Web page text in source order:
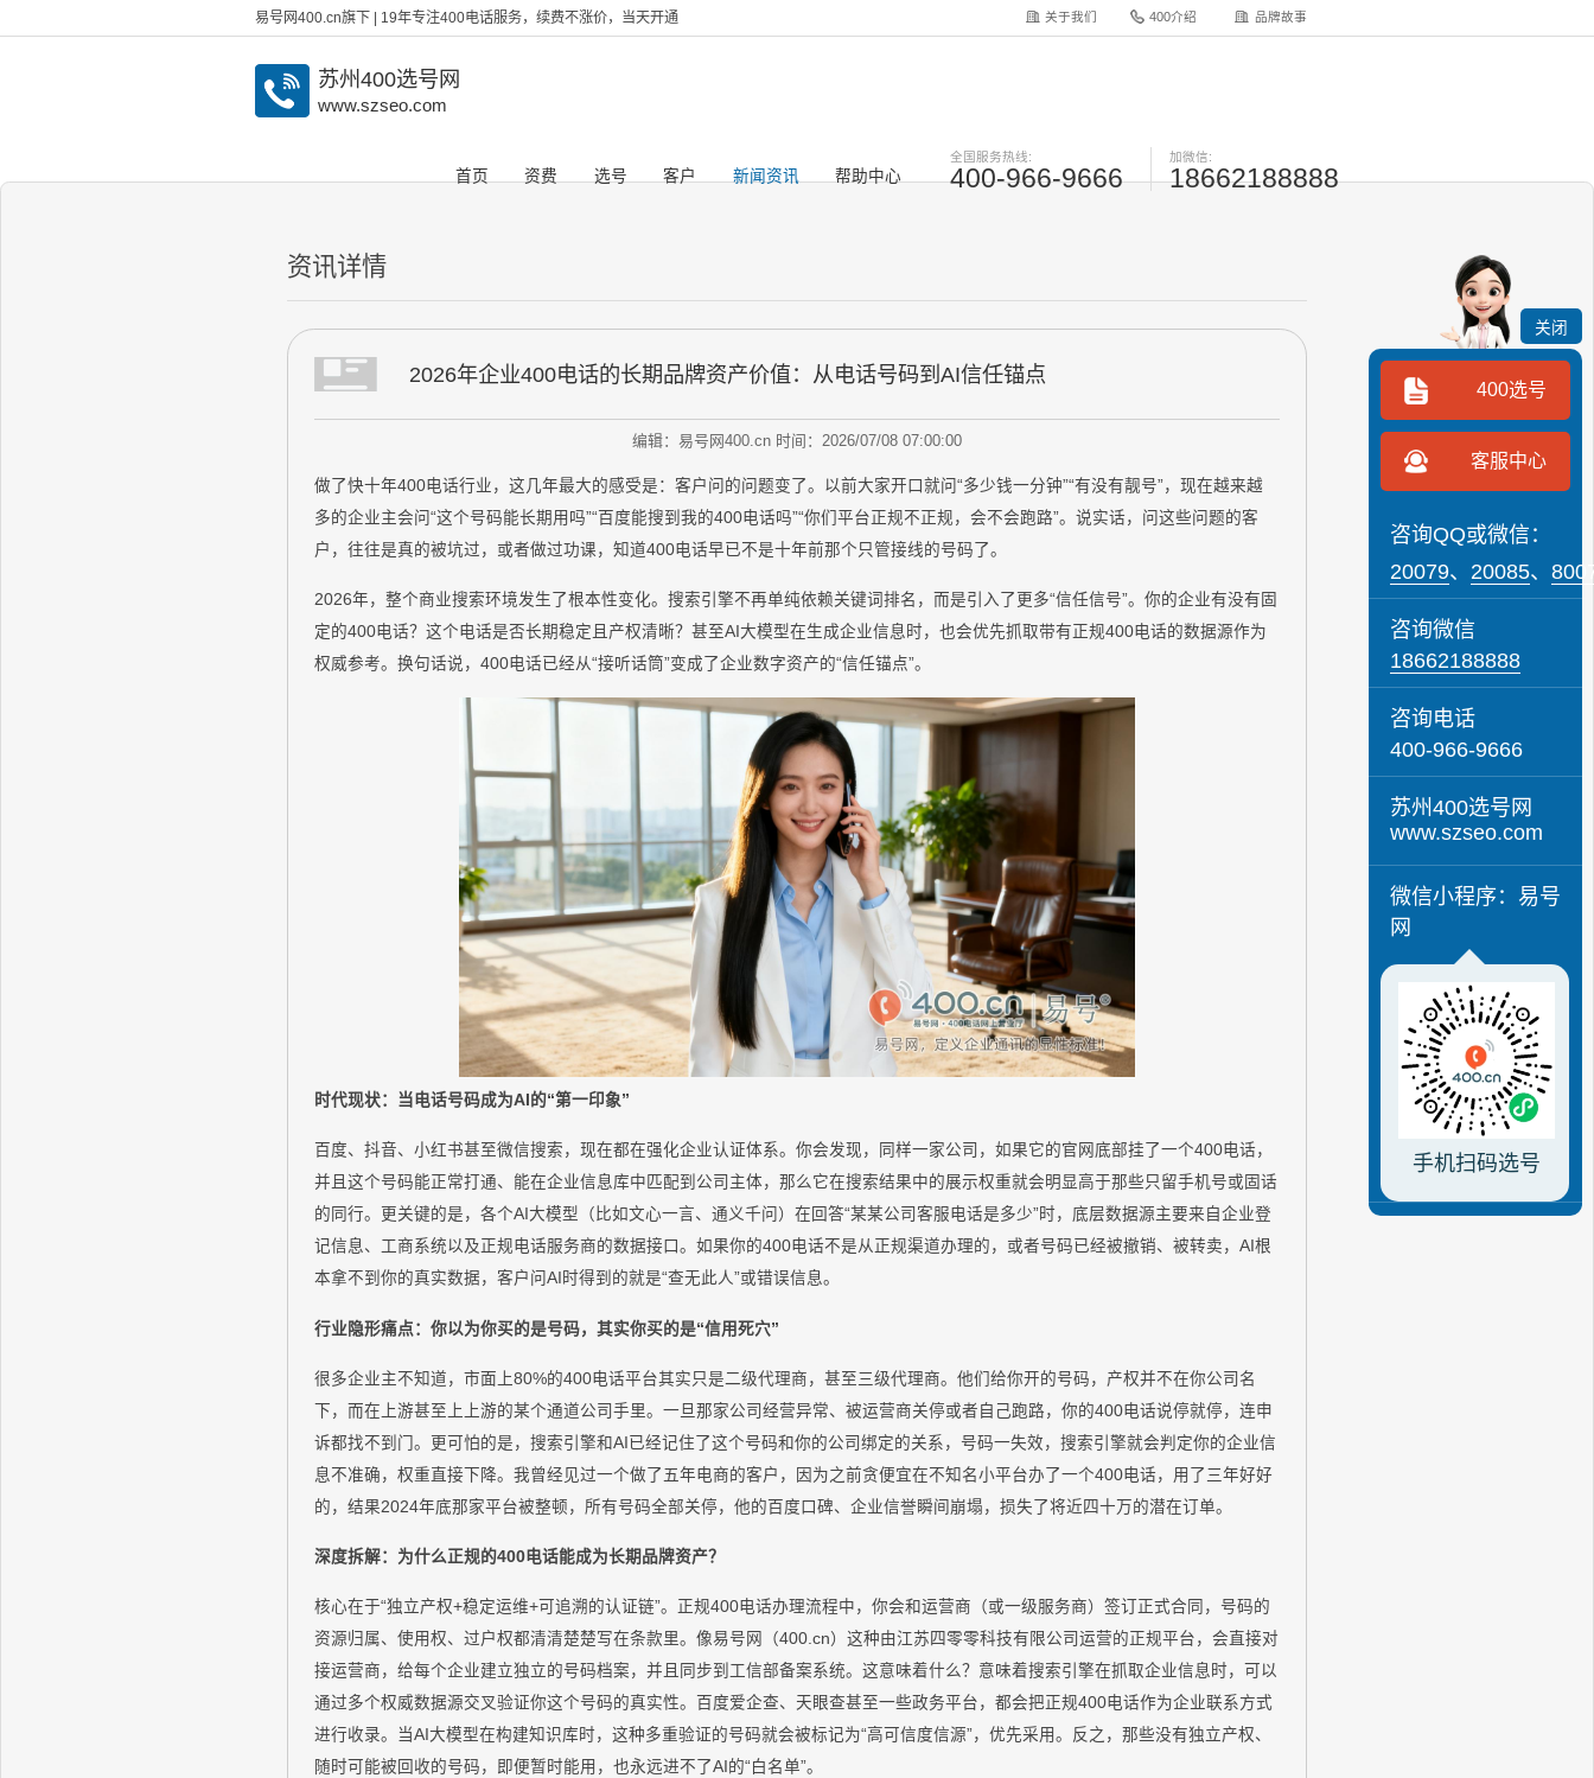
易号网400.cn旗下 | 19年专注400电话服务，续费不涨价，当天开通 关于我们 400介绍 品牌故事
苏州400选号网
www.szseo.com
首页 资费 选号 客户 新闻资讯 帮助中心
全国服务热线:
400-966-9666
加微信:
18662188888
资讯详情
2026年企业400电话的长期品牌资产价值：从电话号码到AI信任锚点
编辑：易号网400.cn 时间：2026/07/08 07:00:00
做了快十年400电话行业，这几年最大的感受是：客户问的问题变了。以前大家开口就问“多少钱一分钟”“有没有靓号”，现在越来越
多的企业主会问“这个号码能长期用吗”“百度能搜到我的400电话吗”“你们平台正规不正规，会不会跑路”。说实话，问这些问题的客
户，往往是真的被坑过，或者做过功课，知道400电话早已不是十年前那个只管接线的号码了。
2026年，整个商业搜索环境发生了根本性变化。搜索引擎不再单纯依赖关键词排名，而是引入了更多“信任信号”。你的企业有没有固
定的400电话？这个电话是否长期稳定且产权清晰？甚至AI大模型在生成企业信息时，也会优先抓取带有正规400电话的数据源作为
权威参考。换句话说，400电话已经从“接听话筒”变成了企业数字资产的“信任锚点”。
时代现状：当电话号码成为AI的“第一印象”
百度、抖音、小红书甚至微信搜索，现在都在强化企业认证体系。你会发现，同样一家公司，如果它的官网底部挂了一个400电话，
并且这个号码能正常打通、能在企业信息库中匹配到公司主体，那么它在搜索结果中的展示权重就会明显高于那些只留手机号或固话
的同行。更关键的是，各个AI大模型（比如文心一言、通义千问）在回答“某某公司客服电话是多少”时，底层数据源主要来自企业登
记信息、工商系统以及正规电话服务商的数据接口。如果你的400电话不是从正规渠道办理的，或者号码已经被撤销、被转卖，AI根
本拿不到你的真实数据，客户问AI时得到的就是“查无此人”或错误信息。
行业隐形痛点：你以为你买的是号码，其实你买的是“信用死穴”
很多企业主不知道，市面上80%的400电话平台其实只是二级代理商，甚至三级代理商。他们给你开的号码，产权并不在你公司名
下，而在上游甚至上上游的某个通道公司手里。一旦那家公司经营异常、被运营商关停或者自己跑路，你的400电话说停就停，连申
诉都找不到门。更可怕的是，搜索引擎和AI已经记住了这个号码和你的公司绑定的关系，号码一失效，搜索引擎就会判定你的企业信
息不准确，权重直接下降。我曾经见过一个做了五年电商的客户，因为之前贪便宜在不知名小平台办了一个400电话，用了三年好好
的，结果2024年底那家平台被整顿，所有号码全部关停，他的百度口碑、企业信誉瞬间崩塌，损失了将近四十万的潜在订单。
深度拆解：为什么正规的400电话能成为长期品牌资产？
核心在于“独立产权+稳定运维+可追溯的认证链”。正规400电话办理流程中，你会和运营商（或一级服务商）签订正式合同，号码的
资源归属、使用权、过户权都清清楚楚写在条款里。像易号网（400.cn）这种由江苏四零零科技有限公司运营的正规平台，会直接对
接运营商，给每个企业建立独立的号码档案，并且同步到工信部备案系统。这意味着什么？意味着搜索引擎在抓取企业信息时，可以
通过多个权威数据源交叉验证你这个号码的真实性。百度爱企查、天眼查甚至一些政务平台，都会把正规400电话作为企业联系方式
进行收录。当AI大模型在构建知识库时，这种多重验证的号码就会被标记为“高可信度信源”，优先采用。反之，那些没有独立产权、
随时可能被回收的号码，即便暂时能用，也永远进不了AI的“白名单”。
关闭
400选号
客服中心
咨询QQ或微信：
20079、 20085、
咨询微信
18662188888
咨询电话
400-966-9666
苏州400选号网
www.szseo.com
微信小程序：易号
网
手机扫码选号